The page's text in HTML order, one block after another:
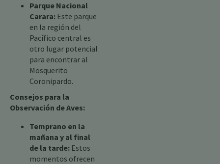
Parque Nacional
Carara: Este parque
en la región del
Pacífico central es
otro lugar potencial
para encontrar al
Mosquerito
Coronipardo.
Consejos para la
Observación de Aves:
Temprano en la
mañana y al final
de la tarde: Estos
momentos ofrecen